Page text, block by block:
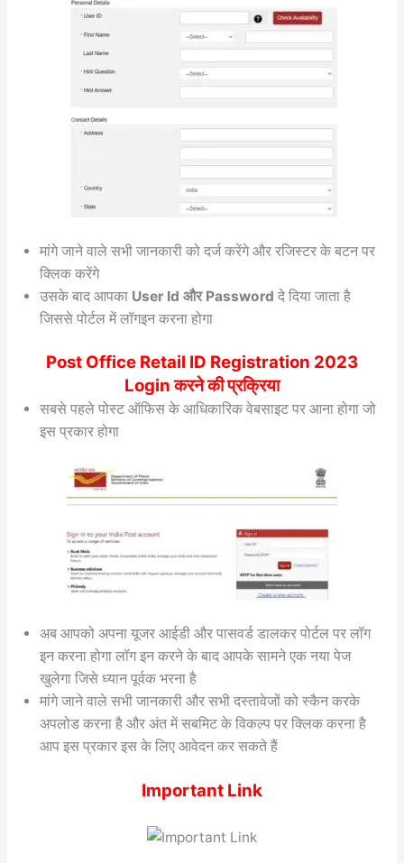
मांगे जाने वाले सभी जानकारी को दर्ज करेंगे और रजिस्टर के बटन पर
क्लिक करेंगे
उसके बाद आपका User Id और Password दे दिया जाता है
जिससे पोर्टल में लॉगइन करना होगा
Post Office Retail ID Registration 2023
Login करने की प्रक्रिया
सबसे पहले पोस्ट ऑफिस के आधिकारिक वेबसाइट पर आना होगा जो
इस प्रकार होगा
अब आपको अपना यूजर आईडी और पासवर्ड डालकर पोर्टल पर लॉग
इन करना होगा लॉग इन करने के बाद आपके सामने एक नया पेज
खुलेगा जिसे ध्यान पूर्वक भरना है
मांगे जाने वाले सभी जानकारी और सभी दस्तावेजों को स्कैन करके
अपलोड करना है और अंत में सबमिट के विकल्प पर क्लिक करना है
आप इस प्रकार इस के लिए आवेदन कर सकते हैं
Important Link